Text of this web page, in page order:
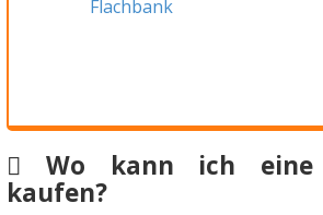
Wo kann ich eine
kaufen?